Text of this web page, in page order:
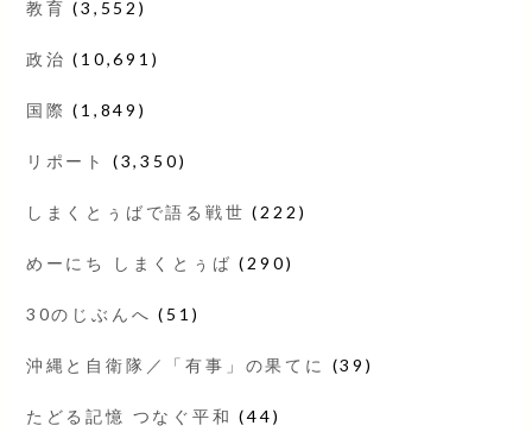
教育 (3,552)
政治 (10,691)
国際 (1,849)
リポート (3,350)
しまくとぅばで語る戦世 (222)
めーにち しまくとぅば (290)
30のじぶんへ (51)
沖縄と自衛隊／「有事」の果てに (39)
たどる記憶 つなぐ平和 (44)